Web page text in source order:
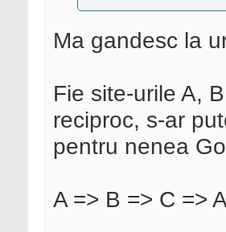
Ma gandesc la
Fie site-urile A,
reciproc, s-ar
pentru nenea
A => B => C =>